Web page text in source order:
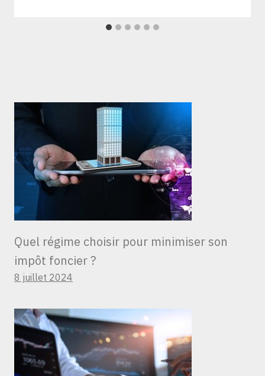
Quel régime choisir pour minimiser son
impôt foncier ?
8 juillet 2024